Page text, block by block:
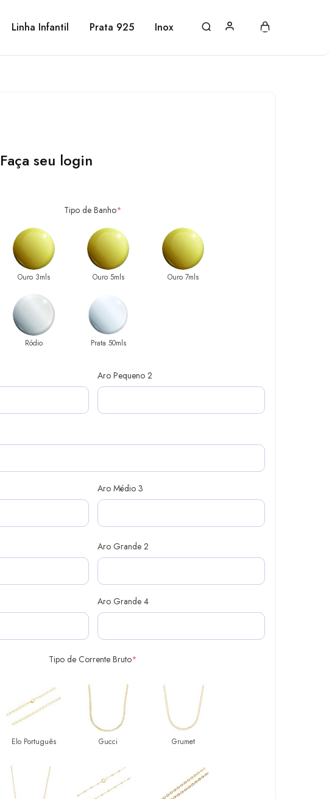
Linha Infantil Prata 925 Inox
Faça seu login
Tipo de Banho*
Ouro 3mls Ouro 5mls Ouro 7mls
Ródio Prata 50mls
Aro Pequeno 2
Aro Médio 3
Aro Grande 2
Aro Grande 4
Tipo de Corrente Bruto*
Elo Português Gucci Grumet